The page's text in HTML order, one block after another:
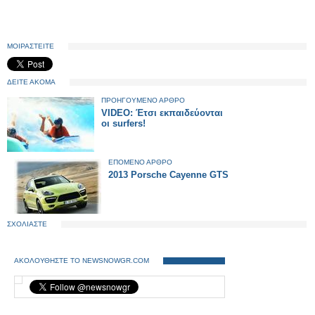
ΜΟΙΡΑΣΤΕΙΤΕ
ΔΕΙΤΕ ΑΚΟΜΑ
ΠΡΟΗΓΟΥΜΕΝΟ ΑΡΘΡΟ
VIDEO: Έτσι εκπαιδεύονται
οι surfers!
ΕΠΟΜΕΝΟ ΑΡΘΡΟ
2013 Porsche Cayenne GTS
ΣΧΟΛΙΑΣΤΕ
ΑΚΟΛΟΥΘΗΣΤΕ ΤΟ NEWSNOWGR.COM